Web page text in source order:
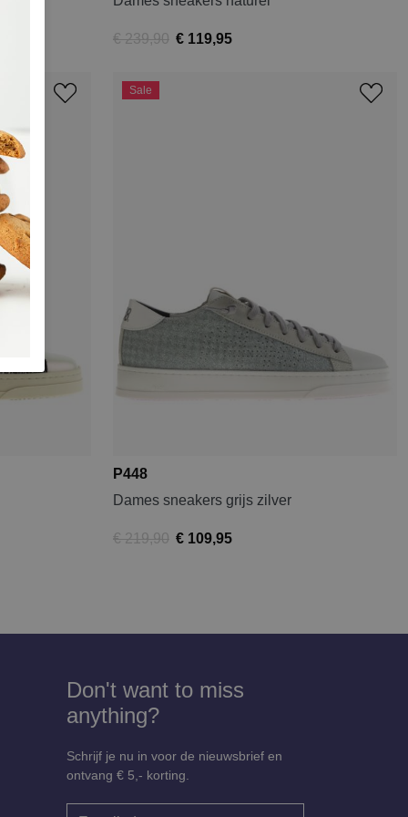
€ 239,90 € 119,95
Sale
P448
Dames sneakers grijs zilver
€ 219,90 € 109,95
Don't want to miss
anything?
Schrijf je nu in voor de nieuwsbrief en
ontvang € 5,- korting.